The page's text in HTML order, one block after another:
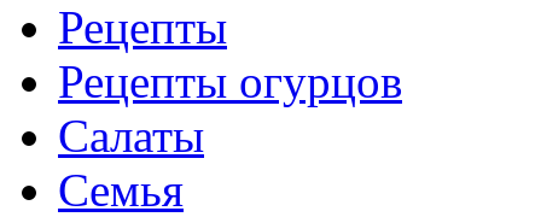
Рецепты
Рецепты огурцов
Салаты
Семья